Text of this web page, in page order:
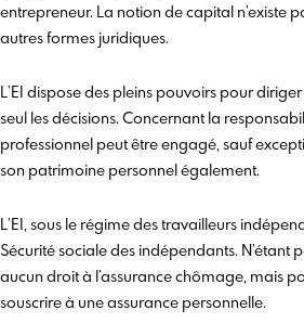
entrepreneur. La notion de capital n’existe
autres formes juridiques.
L’EI dispose des pleins pouvoirs pour
seul les décisions. Concernant la
professionnel peut être engagé, sauf
son patrimoine personnel également.
L’EI, sous le régime des travailleurs
Sécurité sociale des indépendants. N’étant
aucun droit à l’assurance chômage, mais
souscrire à une assurance personnelle.